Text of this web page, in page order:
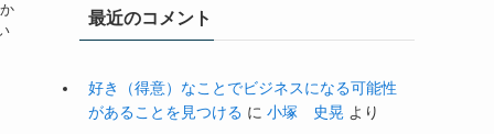
最近のコメント
好き（得意）なことでビジネスになる可能性
があることを見つける に 小塚 史晃 より